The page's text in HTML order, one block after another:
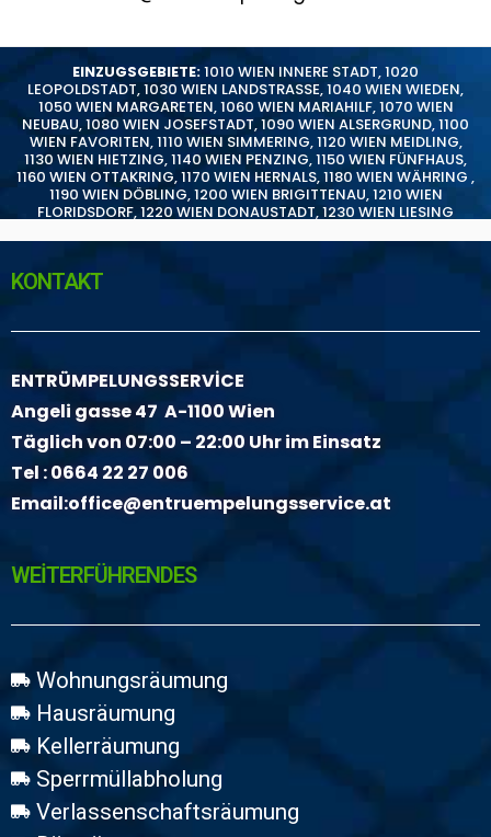
EINZUGSGEBIETE:1010 WIEN INNERE STADT,1020
LEOPOLDSTADT,1030 WIEN LANDSTRASSE,1040 WIEN WIEDEN,
1050 WIEN MARGARETEN,1060 WIEN MARIAHILF,1070 WIEN
NEUBAU,1080 WIEN JOSEFSTADT,1090 WIEN ALSERGRUND,1100
WIEN FAVORITEN,1110 WIEN SIMMERING,1120 WIEN MEIDLING,
1130 WIEN HIETZING,1140 WIEN PENZING,1150 WIEN FÜNFHAUS,
1160 WIEN OTTAKRING,1170 WIEN HERNALS,1180 WIEN WÄHRING ,
1190 WIEN DÖBLING,1200 WIEN BRIGITTENAU,1210 WIEN
FLORIDSDORF,1220 WIEN DONAUSTADT,1230 WIEN LIESING
KONTAKT
ENTRÜMPELUNGSSERVİCE
Angeli gasse 47 A-1100 Wien
Täglich von 07:00 – 22:00 Uhr im Einsatz
Tel :0664 22 27 006
Email:office@entruempelungsservice.at
WEİTERFÜHRENDES
Wohnungsräumung
Hausräumung
Kellerräumung
Sperrmüllabholung
Verlassenschaftsräumung